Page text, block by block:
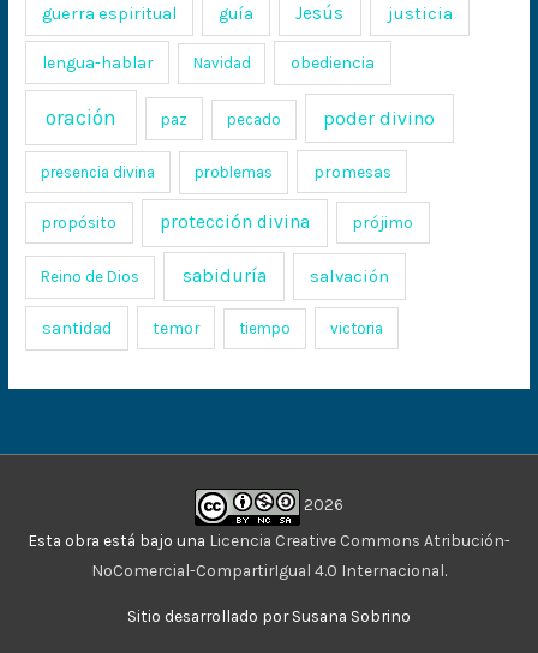
guerra espiritual guía Jesús justicia
lengua-hablar Navidad obediencia
oración paz pecado poder divino
presencia divina problemas promesas
propósito protección divina prójimo
Reino de Dios sabiduría salvación
santidad temor tiempo victoria
2026
Esta obra está bajo una Licencia Creative Commons Atribución-
NoComercial-CompartirIgual 4.0 Internacional.
Sitio desarrollado por Susana Sobrino